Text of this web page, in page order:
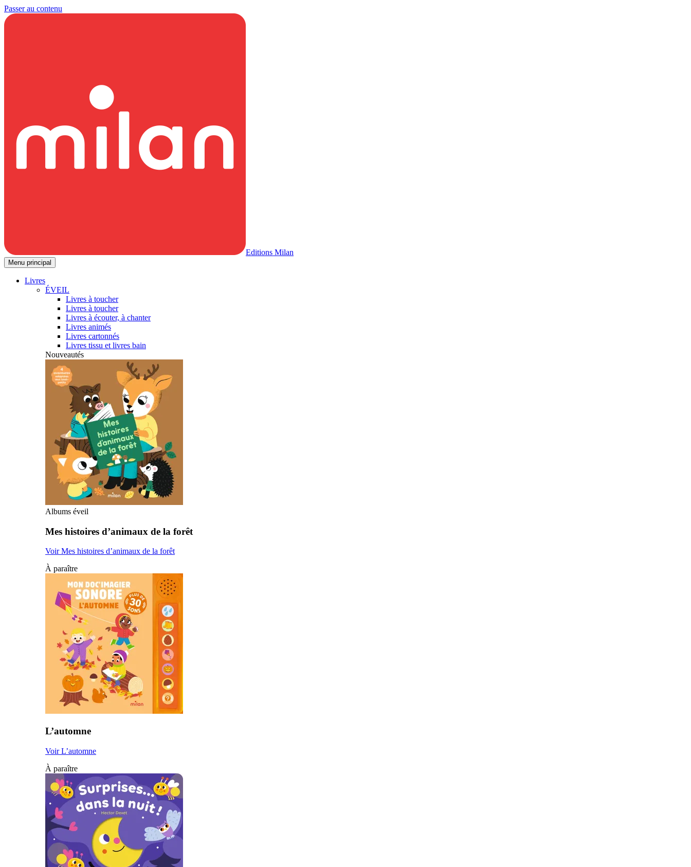
Passer au contenu
Editions Milan
Menu principal
Livres
ÉVEIL
Livres à toucher
Livres à toucher
Livres à écouter, à chanter
Livres animés
Livres cartonnés
Livres tissu et livres bain
Nouveautés
Albums éveil
Mes histoires d’animaux de la forêt
Voir Mes histoires d’animaux de la forêt
À paraître
L’automne
Voir L’automne
À paraître